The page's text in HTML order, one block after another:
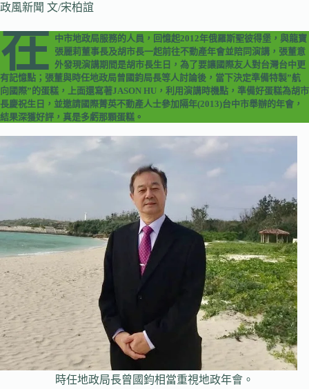
政風新聞 文/宋柏誼
在 中市地政局服務的人員，回憶起2012年俄羅斯聖彼得堡，與龍寶
張麗莉董事長及胡市長一起前往不動產年會並陪同演講，張董意
外發現演講期間是胡市長生日，為了要讓國際友人對台灣台中更
有記憶點；張董與時任地政局曾國鈞局長等人討論後，當下決定準備特製”航
向國際”的蛋糕，上面還寫著JASON HU，利用演講時機點，準備好蛋糕為胡市
長慶祝生日，並邀請國際菁英不動產人士參加隔年(2013)台中市舉辦的年會，
結果深獲好評，真是多虧那顆蛋糕。
時任地政局長曾國鈞相當重視地政年會。